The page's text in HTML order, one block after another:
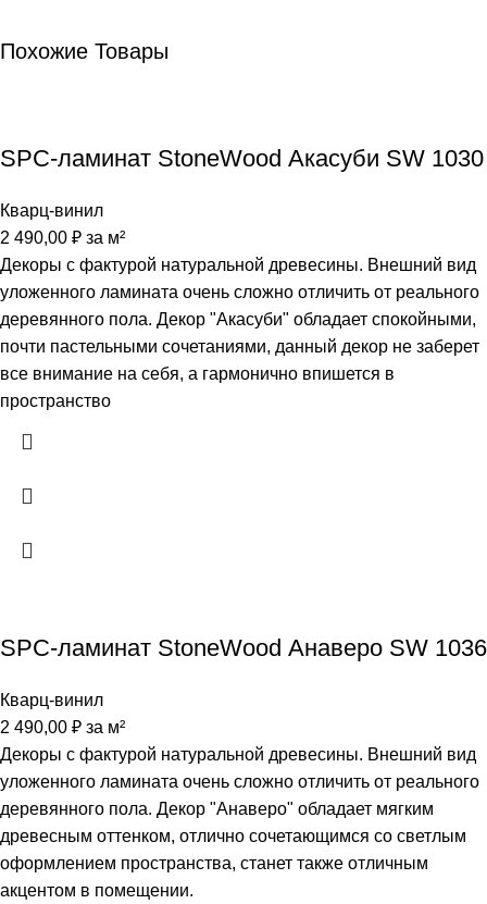
Похожие Товары
SPC-ламинат StoneWood Акасуби SW 1030
Кварц-винил
2 490,00 ₽ за м²
Декоры с фактурой натуральной древесины. Внешний вид
уложенного ламината очень сложно отличить от реального
деревянного пола. ​Декор "Акасуби" обладает спокойными,
почти пастельными сочетаниями, данный декор не заберет
все внимание на себя, а гармонично впишется в
пространство
SPC-ламинат StoneWood Анаверо SW 1036
Кварц-винил
2 490,00 ₽ за м²
Декоры с фактурой натуральной древесины. Внешний вид
уложенного ламината очень сложно отличить от реального
деревянного пола. Декор "Анаверо" обладает мягким
древесным оттенком, отлично сочетающимся со светлым
оформлением пространства, станет также отличным
акцентом в помещении.